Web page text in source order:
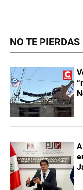
NO TE PIERDAS